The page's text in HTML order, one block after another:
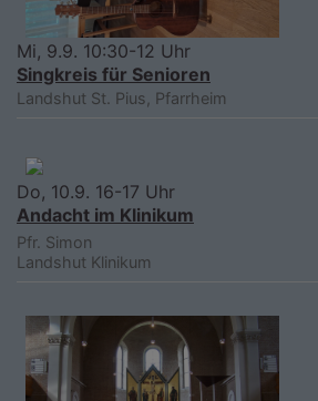
Mi, 9.9. 10:30-12 Uhr
Singkreis für Senioren
Landshut St. Pius, Pfarrheim
Do, 10.9. 16-17 Uhr
Andacht im Klinikum
Pfr. Simon
Landshut Klinikum